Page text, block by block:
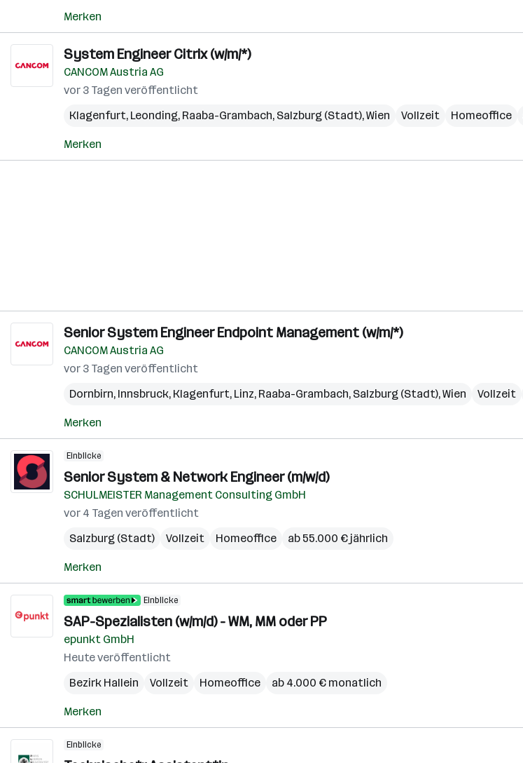
Merken
System Engineer Citrix (w/m/*)
CANCOM Austria AG
vor 3 Tagen veröffentlicht
Klagenfurt, Leonding, Raaba-Grambach, Salzburg (Stadt),Wien Vollzeit Homeoffice
Merken
Senior System Engineer Endpoint Management (w/m/*)
CANCOM Austria AG
vor 3 Tagen veröffentlicht
Dornbirn, Innsbruck, Klagenfurt, Linz, Raaba-Grambach, Salzburg (Stadt),Wien Vollzeit
Merken
Einblicke
Senior System & Network Engineer (m/w/d)
SCHULMEISTER Management Consulting GmbH
vor 4 Tagen veröffentlicht
Salzburg (Stadt)
Vollzeit Homeoffice ab 55.000 € jährlich
Merken
Einblicke
SAP-Spezialisten (w/m/d) - WM, MM oder PP
epunkt GmbH
Heute veröffentlicht
Bezirk Hallein
Vollzeit Homeoffice ab 4.000 € monatlich
Merken
Einblicke